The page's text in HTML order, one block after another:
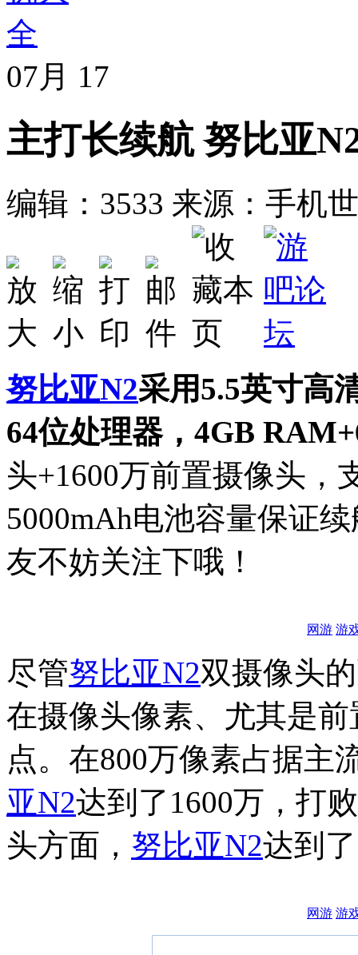
07月 17
主打长续航 努比亚
编辑：3533 来源：手机
努比亚N2采用5.5英寸高
64位处理器，4GB
头+1600万前置摄像头，
5000mAh电池容量保证
友不妨关注下哦！
网游 游
尽管努比亚N2双摄像头
在摄像头像素、尤其是
点。在800万像素占据主
亚N2达到了1600万，打
头方面， 努比亚N2达到
网游 游